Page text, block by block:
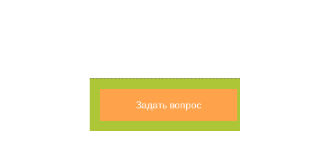
Задать вопрос